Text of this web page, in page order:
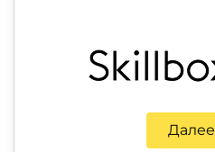
Далее